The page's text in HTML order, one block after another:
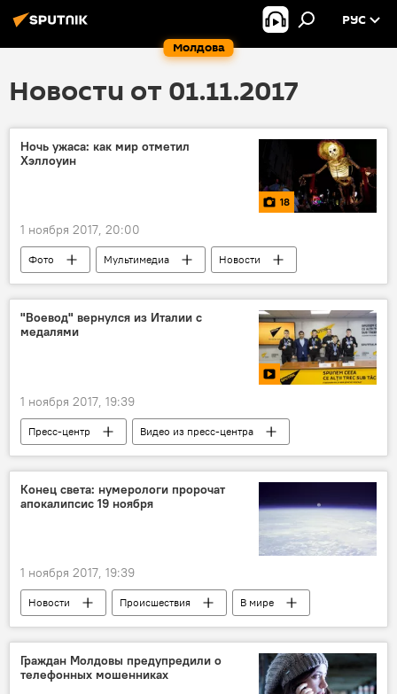
Молдова
РУС
Новости от 01.11.2017
Ночь ужаса: как мир отметил
Хэллоуин
18
1 ноября 2017, 20:00
Фото Мультимедиа
Новости
Хэллоуин
"Воевод" вернулся из Италии с
медалями
1 ноября 2017, 19:39
Пресс-центр Видео из пресс-центра
Конец света: нумерологи пророчат
апокалипсис 19 ноября
1 ноября 2017, 19:39
Новости Происшествия
В мире
Общество
конец света
апокалипсис
пророчество
Земля
Граждан Молдовы предупредили о
телефонных мошенниках